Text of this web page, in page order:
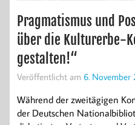
Pragmatismus und
über die Kulturerbe-
gestalten!“
Veröffentlicht am 6. November
Während der zweitägigen
der Deutschen